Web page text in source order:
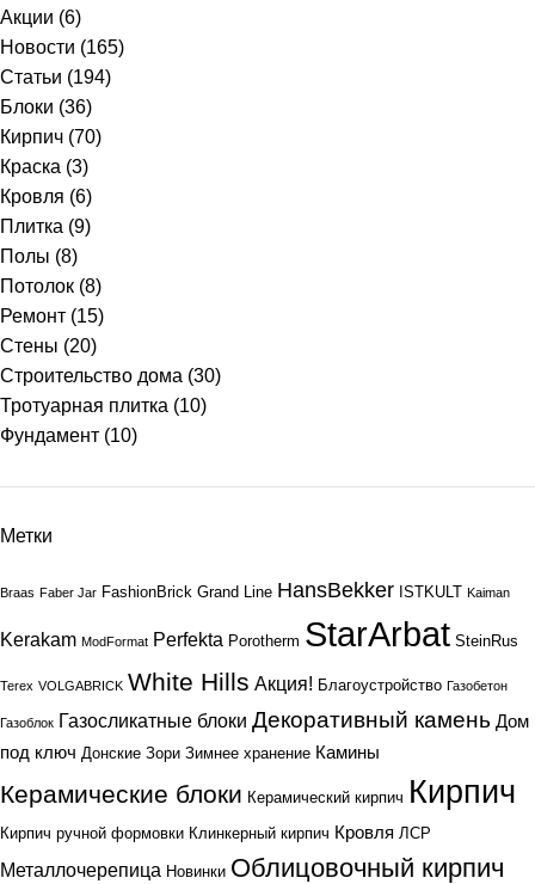
Акции (6)
Новости (165)
Статьи (194)
Блоки (36)
Кирпич (70)
Краска (3)
Кровля (6)
Плитка (9)
Полы (8)
Потолок (8)
Ремонт (15)
Стены (20)
Строительство дома (30)
Тротуарная плитка (10)
Фундамент (10)
Метки
Braas Faber Jar FashionBrick Grand Line HansBekker ISTKULT Kaiman
Kerakam ModFormat Perfekta Porotherm StarArbat SteinRus
Terex VOLGABRICK White Hills Акция! Благоустройство Газобетон
Газоблок Газосликатные блоки Декоративный камень Дом
под ключ Донские Зори Зимнее хранение Камины
Керамические блоки Керамический кирпич Кирпич
Кирпич ручной формовки Клинкерный кирпич Кровля ЛСР
Металлочерепица Новинки Облицовочный кирпич